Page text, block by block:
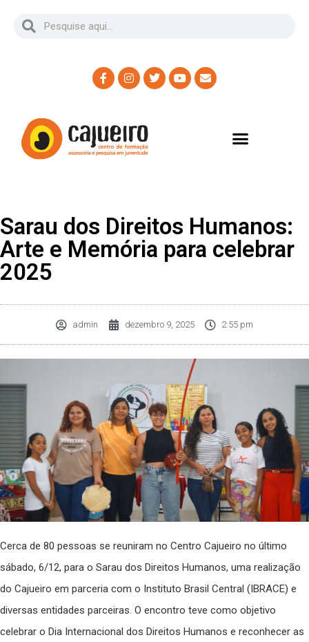
Sarau dos Direitos Humanos:
Arte e Memória para celebrar
2025
admin dezembro 9, 2025 2:55 pm
Cerca de 80 pessoas se reuniram no Centro Cajueiro no último
sábado, 6/12, para o Sarau dos Direitos Humanos, uma realização
do Cajueiro em parceria com o Instituto Brasil Central (IBRACE) e
diversas entidades parceiras. O encontro teve como objetivo
celebrar o Dia Internacional dos Direitos Humanos e reconhecer as